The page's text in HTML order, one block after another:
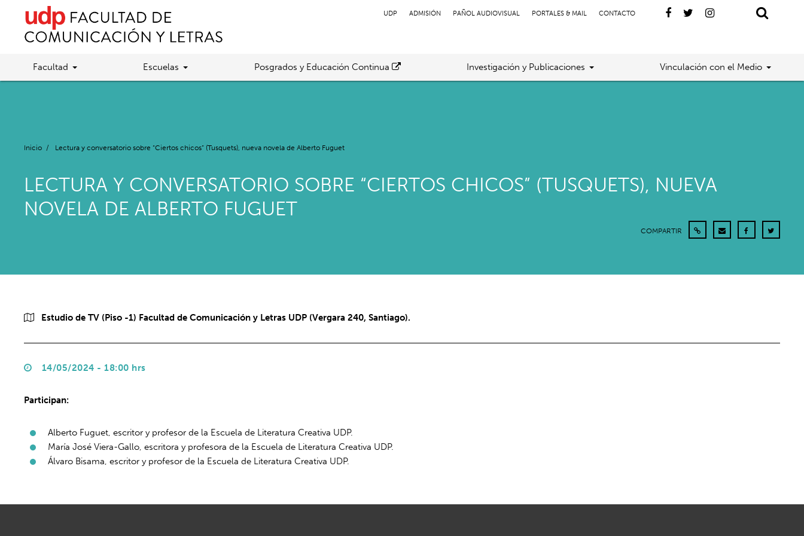
UDP ADMISIÓN PAÑOL AUDIOVISUAL PORTALES & MAIL CONTACTO
Facultad Escuelas Posgrados y Educación Continua Investigación y Publicaciones Vinculación con el Medio
Inicio / Lectura y conversatorio sobre “Ciertos chicos” (Tusquets), nueva novela de Alberto Fuguet
LECTURA Y CONVERSATORIO SOBRE “CIERTOS CHICOS” (TUSQUETS), NUEVA
NOVELA DE ALBERTO FUGUET
COMPARTIR
Estudio de TV (Piso -1) Facultad de Comunicación y Letras UDP (Vergara 240, Santiago).
14/05/2024 - 18:00 hrs
Participan:
Alberto Fuguet, escritor y profesor de la Escuela de Literatura Creativa UDP.
María José Viera-Gallo, escritora y profesora de la Escuela de Literatura Creativa UDP.
Álvaro Bisama, escritor y profesor de la Escuela de Literatura Creativa UDP.